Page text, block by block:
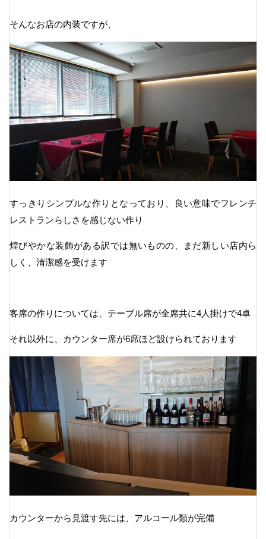
そんなお店の内装ですが、
すっきりシンプルな作りとなっており、良い意味でフレンチ
レストランらしさを感じない作り
煌びやかな装飾がある訳では無いものの、まだ新しい店内ら
しく、清潔感を受けます
客席の作りについては、テーブル席が全席共に4人掛けで4卓
それ以外に、カウンター席が6席ほど設けられております
カウンターから見渡す先には、アルコール類が完備